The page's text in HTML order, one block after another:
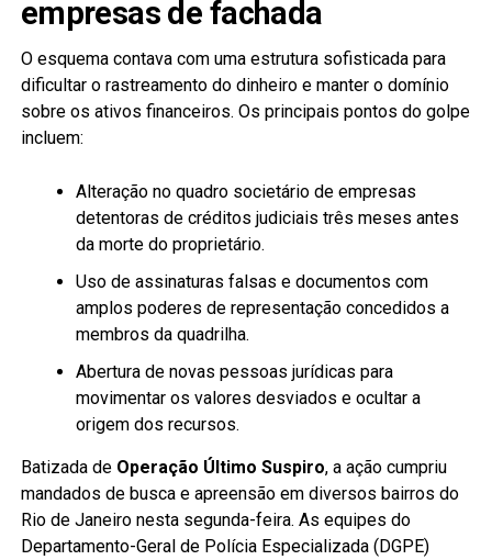
empresas de fachada
O esquema contava com uma estrutura sofisticada para
dificultar o rastreamento do dinheiro e manter o domínio
sobre os ativos financeiros. Os principais pontos do golpe
incluem:
Alteração no quadro societário de empresas
detentoras de créditos judiciais três meses antes
da morte do proprietário.
Uso de assinaturas falsas e documentos com
amplos poderes de representação concedidos a
membros da quadrilha.
Abertura de novas pessoas jurídicas para
movimentar os valores desviados e ocultar a
origem dos recursos.
Batizada de Operação Último Suspiro, a ação cumpriu
mandados de busca e apreensão em diversos bairros do
Rio de Janeiro nesta segunda-feira. As equipes do
Departamento-Geral de Polícia Especializada (DGPE)